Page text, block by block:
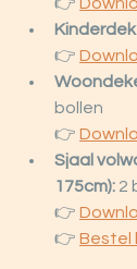
👉
👉
bollen
👉
Sjaal
175cm): 2
👉
👉 Bestel